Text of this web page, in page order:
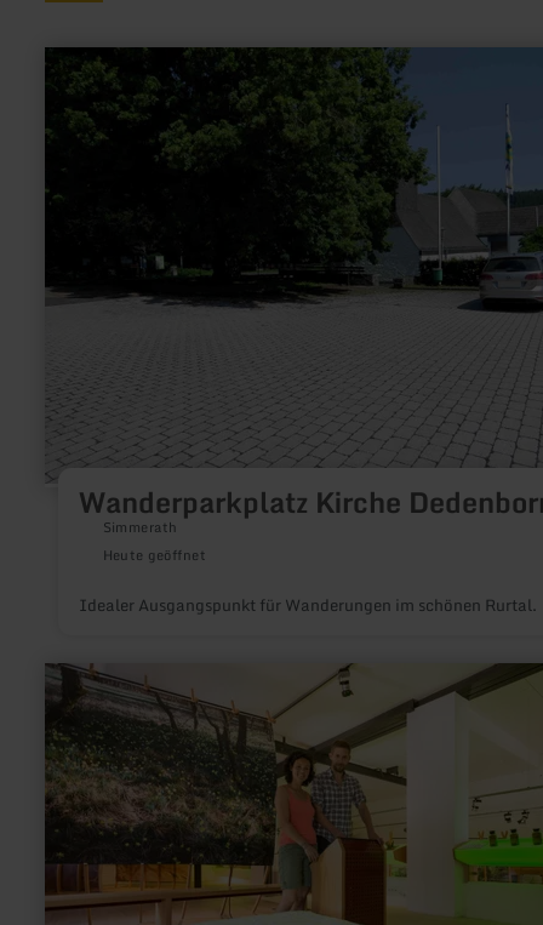
Wanderparkplatz Kirche
Simmerath
Heute geöffnet
Idealer Ausgangspunkt für Wanderungen im schönen Rurtal.
erfahren
zu:
Wanderparkplatz
Kirche
mehr
erfahren
Nationalpark-
Tor
Höfen